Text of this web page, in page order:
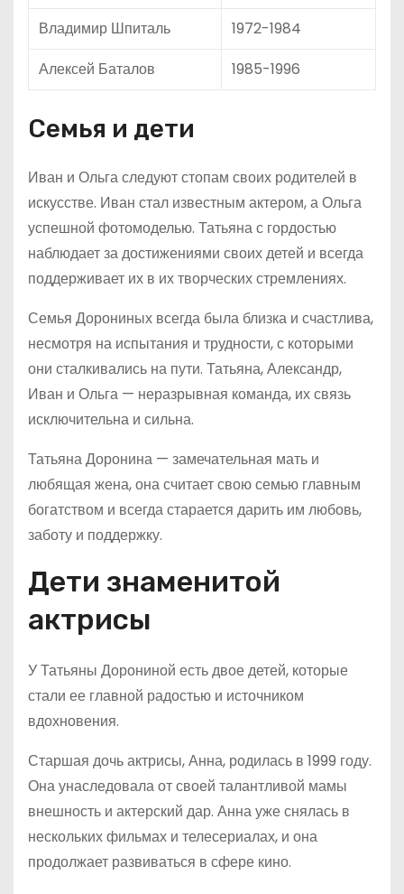
Владимир Шпиталь
1972-1984
Алексей Баталов
1985-1996
Семья и дети
Иван и Ольга следуют стопам своих родителей в
искусстве. Иван стал известным актером, а Ольга
успешной фотомоделью. Татьяна с гордостью
наблюдает за достижениями своих детей и всегда
поддерживает их в их творческих стремлениях.
Семья Дорониных всегда была близка и счастлива,
несмотря на испытания и трудности, с которыми
они сталкивались на пути. Татьяна, Александр,
Иван и Ольга — неразрывная команда, их связь
исключительна и сильна.
Татьяна Доронина — замечательная мать и
любящая жена, она считает свою семью главным
богатством и всегда старается дарить им любовь,
заботу и поддержку.
Дети знаменитой
актрисы
У Татьяны Дорониной есть двое детей, которые
стали ее главной радостью и источником
вдохновения.
Старшая дочь актрисы, Анна, родилась в 1999 году.
Она унаследовала от своей талантливой мамы
внешность и актерский дар. Анна уже снялась в
нескольких фильмах и телесериалах, и она
продолжает развиваться в сфере кино.